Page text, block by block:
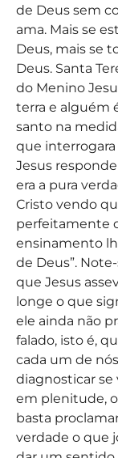
de Deus sem
ama. Mais se
Deus, mais se
Deus. Santa
do Menino
terra e alguém
santo na
que interrogara
Jesus
era a pura
Cristo vendo
perfeitamente
ensinamento
de Deus”.
que Jesus
longe o que
ele ainda não
falado, isto é,
cada um de
diagnosticar se
em plenitude,
basta
verdade o que